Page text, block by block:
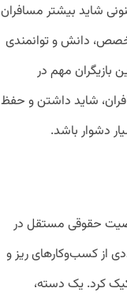
شاید بیشتر مسافران
دانش و توانمندی
بازیگران مهم در
شاید داشتن و حفظ
دشوار باشد.
حقوقی مستقل در
از کسب‌و‌کارهای ریز و
کرد. یک دسته،